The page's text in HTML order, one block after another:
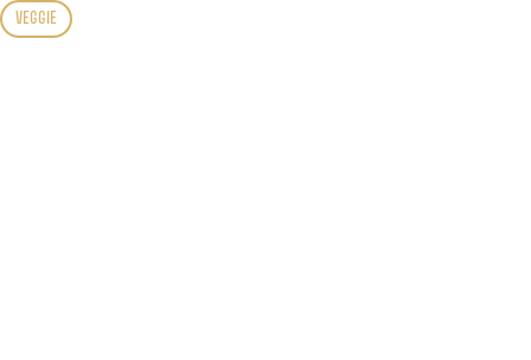
VEGGIE